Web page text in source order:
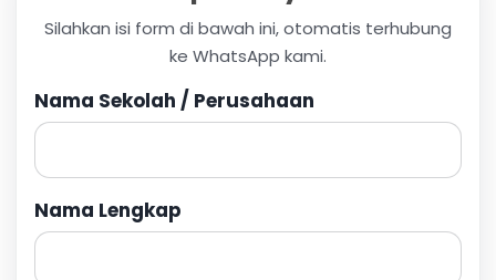
Silahkan isi form di bawah ini, otomatis terhubung
ke WhatsApp kami.
Nama Sekolah / Perusahaan
Nama Lengkap